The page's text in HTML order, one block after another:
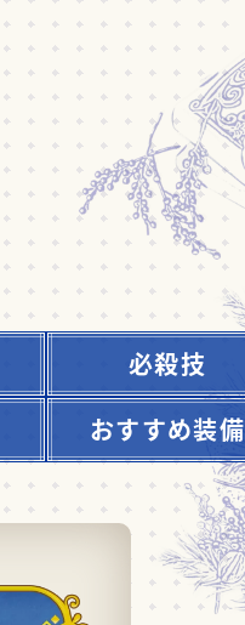
必殺技
おすすめ装備